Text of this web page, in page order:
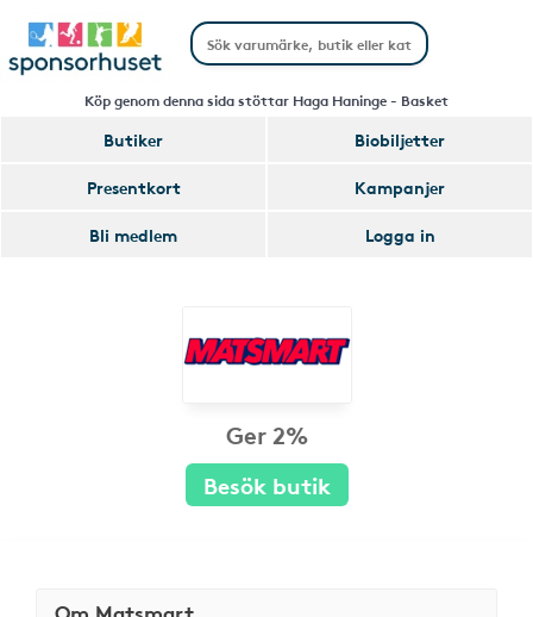
Köp genom denna sida stöttar Haga Haninge - Basket
Butiker
Biobiljetter
Presentkort
Kampanjer
Bli medlem
Logga in
Ger 2%
Besök butik